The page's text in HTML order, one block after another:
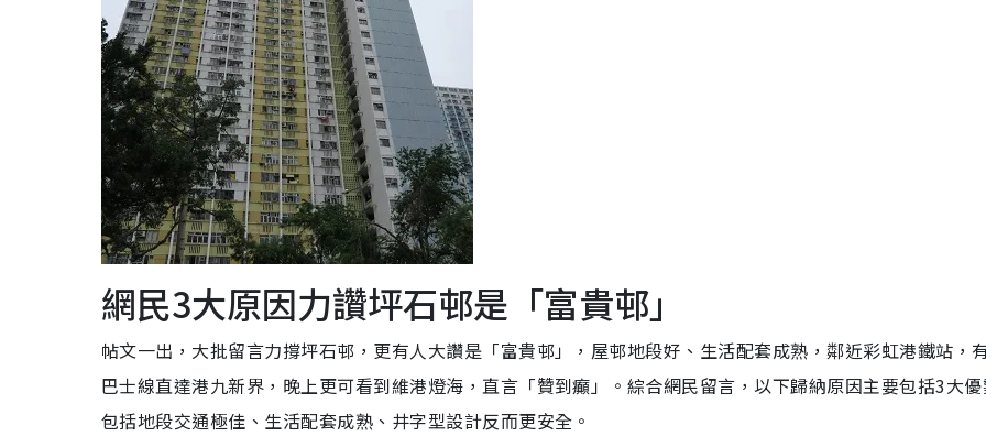
網民3大原因力讚坪石邨是「富貴邨」
帖文一出，大批留言力撐坪石邨，更有人大讚是「富貴邨」，屋邨地段好、生活配套成熟，鄰近彩虹港鐵站，
巴士線直達港九新界，晚上更可看到維港燈海，直言「贊到癲」。綜合網民留言，以下歸納原因主要包括3大優
包括地段交通極佳、生活配套成熟、井字型設計反而更安全。